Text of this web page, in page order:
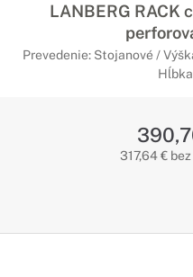
LANBERG RACK
Prevedenie: Stojanové /
317,64 €